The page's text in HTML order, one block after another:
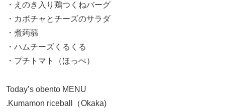
・えのき入り鶏つくねバーグ
・カボチャとチーズのサラダ
・煮蒟蒻
・ハムチーズくるくる
・プチトマト（ほっぺ）
Today’s obento MENU
.Kumamon riceball（Okaka)